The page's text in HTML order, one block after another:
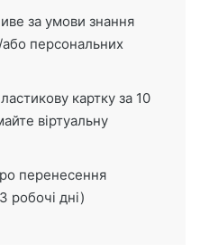
за умови знання
персональних
картку за 10
віртуальну
перенесення
робочі дні)